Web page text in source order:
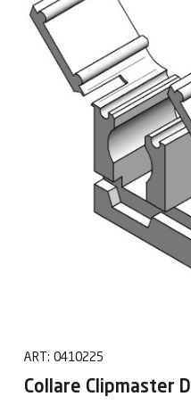
ART: 0410225
Collare Clipmaster